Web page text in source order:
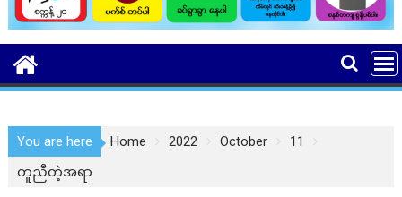
You are here Home 2022 October
11
တူညီတဲ့အရာ